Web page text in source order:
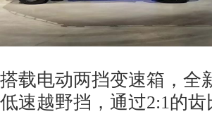
载电动两挡变速箱，全
速越野挡，通过2:1的